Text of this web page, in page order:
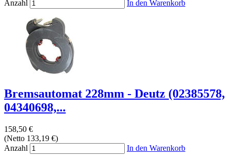
Anzahl
In den Warenkorb
Bremsautomat 228mm - Deutz (02385578,
04340698,...
158,50 €
(Netto 133,19 €)
Anzahl
In den Warenkorb